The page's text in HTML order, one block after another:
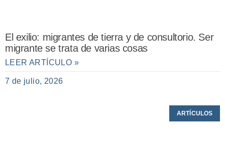
El exilio: migrantes de tierra y de consultorio. Ser
migrante se trata de varias cosas
LEER ARTÍCULO »
7 de julio, 2026
ARTÍCULOS